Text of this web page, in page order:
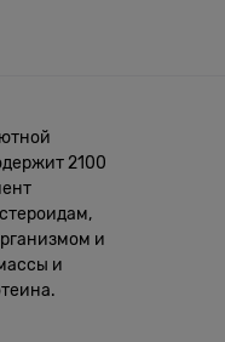
2100
и
и